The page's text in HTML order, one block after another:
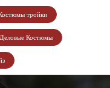
тройки
Деловые Костюмы